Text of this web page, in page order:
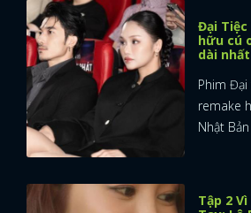
Đại Tiệc
hữu cú
dài
Phim
remake
Nhật
Tập 2